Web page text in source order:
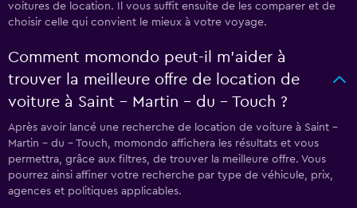
voitures de location. Il vous suffit ensuite de les comparer et de
choisir celle qui convient le mieux à votre voyage.
Comment momondo peut-il m’aider à
trouver la meilleure offre de location de
voiture à Saint - Martin - du - Touch ?
Après avoir lancé une recherche de location de voiture à Saint -
Martin - du - Touch, momondo affichera les résultats et vous
permettra, grâce aux filtres, de trouver la meilleure offre. Vous
pourrez ainsi affiner votre recherche par type de véhicule, prix,
agences et politiques applicables.